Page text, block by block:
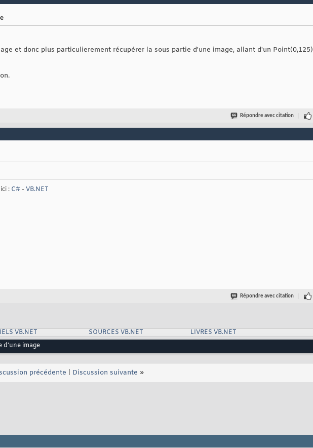
et donc plus particulierement récupérer la sous partie d'une image, allant d'un
Répondre avec citation
: C#- VB.NET
Répondre avec citation
VB.NET SOURCES VB.NET
LIVRES VB.NET
d'une image
précédente Discussion suivante »